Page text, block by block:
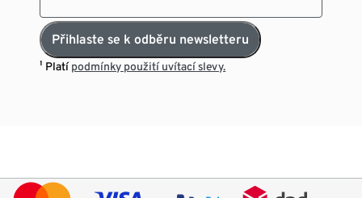
Přihlaste se k odběru newsletteru
¹ Platípodmínky použití uvítací slevy.